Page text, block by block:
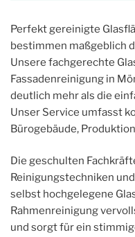
Perfekt gereinigte
bestimmen maßgeblich
Unsere fachgerechte
Fassadenreinigung in
deutlich mehr als die
Unser Service umfasst
Bürogebäude,
Die geschulten
Reinigungstechniken
selbst hochgelegene
Rahmenreinigung
und sorgt für ein